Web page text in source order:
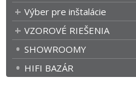
Výber pre inštalácie
VZOROVÉ RIEŠENIA
SHOWROOMY
HIFI BAZÁR